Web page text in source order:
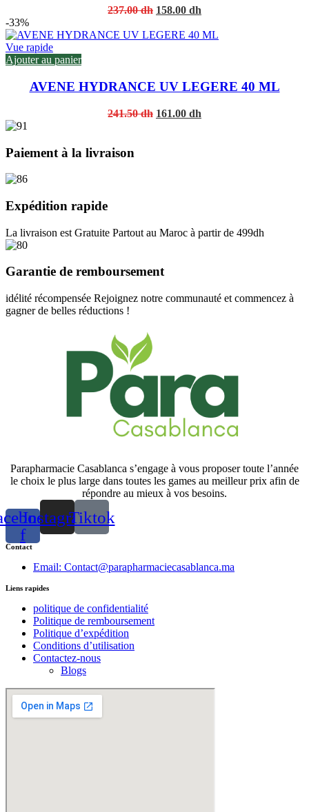
237.00dh Original
was:
158.00 dh
is:
-33%
Vue rapide
Ajouter au panier
AVENE HYDRANCE UV LEGERE 40 ML
241.50dh Original
161.00 dh
Paiement à la livraison
Expédition rapide
La livraison est Gratuite Partout au Maroc à partir de 499dh
Garantie de remboursement
idélité récompensée Rejoignez notre communauté et commencez à
gagner de belles réductions !
Parapharmacie Casablanca s’engage à vous proposer toute l’année
le choix le plus large dans toutes les games au meilleur prix afin de
répondre au mieux à vos besoins.
f
InstagramTiktok
Contact
Email: Contact@parapharmaciecasablanca.ma
Liens rapides
politique de confidentialité
Politique de remboursement
Politique d’expédition
Conditions d’utilisation
Contactez-nous
Blogs